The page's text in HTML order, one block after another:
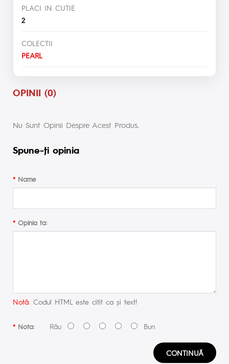
PLACI IN CUTIE
2
COLECTII
PEARL
OPINII (0)
Nu Sunt Opinii Despre Acest Produs.
Spune-ţi opinia
Name
Opinia ta:
Notă: Codul HTML este citit ca şi text!
Nota:Rău Bun
CONTINUĂ